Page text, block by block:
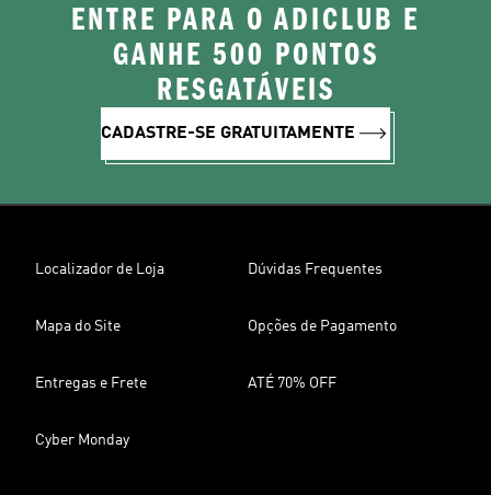
ENTRE PARA O ADICLUB E
GANHE 500 PONTOS
RESGATÁVEIS
CADASTRE-SE GRATUITAMENTE
Localizador de Loja Dúvidas Frequentes
Mapa do Site Opções de Pagamento
Entregas e Frete ATÉ 70% OFF
Cyber Monday